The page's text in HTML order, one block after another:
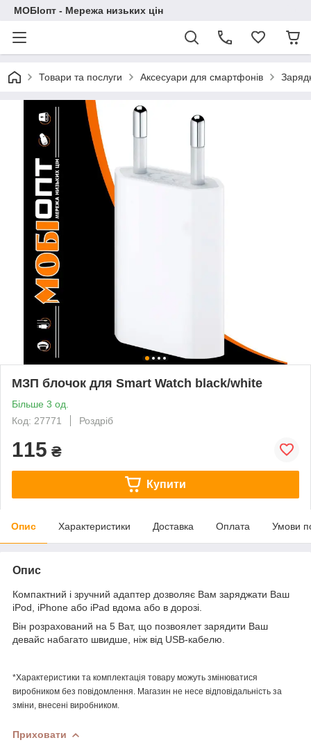
МОБІопт - Мережа низьких цін
Товари та послуги Аксесуари для смартфонів
МЗП блочок для Smart Watch black/white
Більше 3 од.
Код: 27771
Роздріб
115 ₴
Купити
Опис Характеристики Доставка Оплата Умови
Опис
Компактний і зручний адаптер дозволяє Вам заряджати Ваш
iPod, iPhone або iPad вдома або в дорозі.
Він розрахований на 5 Ват, що позвоялет зарядити Ваш
девайс набагато швидше, ніж від USB-кабелю.
*Характеристики та комплектація товару можуть змінюватися
виробником без повідомлення. Магазин не несе відповідальність за
зміни, внесені виробником.
Приховати